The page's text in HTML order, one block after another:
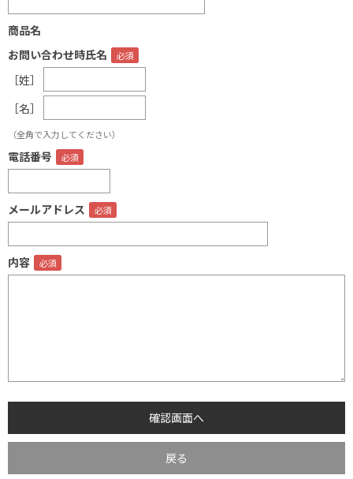
商品名
お問い合わせ時氏名
［姓］
［名］
（全角で入力してください）
電話番号
メールアドレス
内容